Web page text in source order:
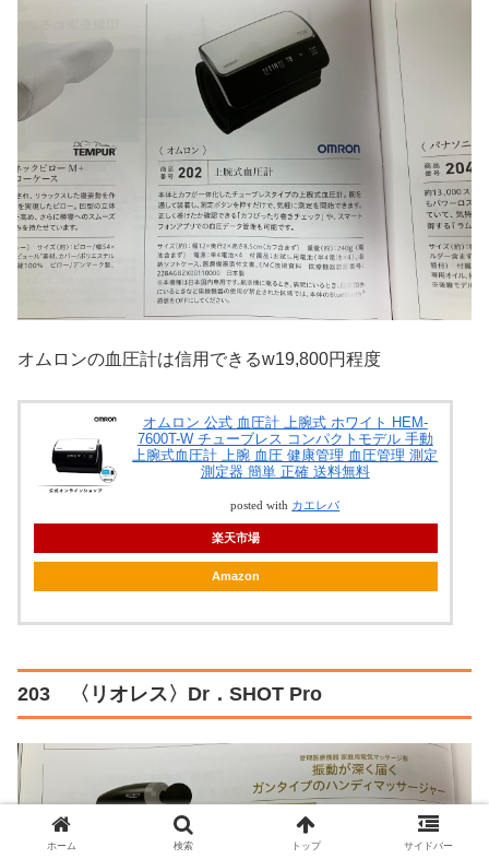
オムロンの血圧計は信用できるw19,800円程度
オムロン 公式 血圧計 上腕式 ホワイト HEM-
7600T-W チューブレス コンパクトモデル 手動
上腕式血圧計 上腕 血圧 健康管理 血圧管理 測定
測定器 簡単 正確 送料無料
posted with カエレバ
楽天市場
Amazon
203 〈リオレス〉Dr．SHOT Pro
ホーム 検索 トップ サイドバー